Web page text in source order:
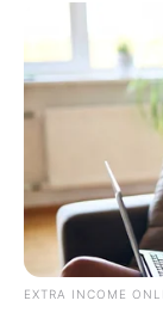
ดูดวงวันนี้
EXTRA INCOME